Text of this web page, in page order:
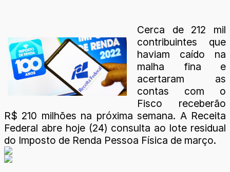
Cerca de 212 mil
contribuintes que
haviam caído na
malha fina e
acertaram as
contas com o
Fisco receberão
R$ 210 milhões na próxima semana. A Receita
Federal abre hoje (24) consulta ao lote residual
do Imposto de Renda Pessoa Física de março.